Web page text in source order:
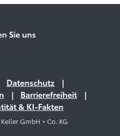
Sie uns
Datenschutz
Barrierefreiheit
& KI-Fakten
GmbH + Co. KG